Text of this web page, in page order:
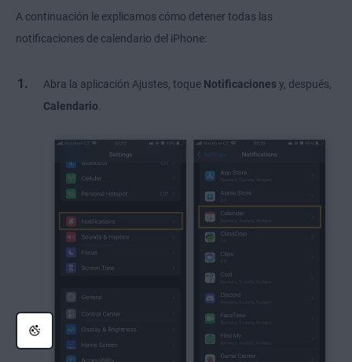
A continuación le explicamos cómo detener todas las
notificaciones de calendario del iPhone:
Abra la aplicación Ajustes, toque Notificacionesy, después,
Calendario.